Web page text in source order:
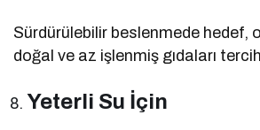
Sürdürülebilir beslenmede hedef,
doğal ve az işlenmiş gıdaları
Yeterli Su İçin